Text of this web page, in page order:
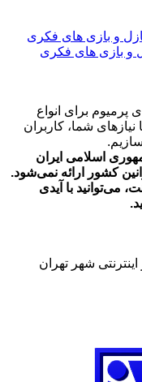
تومان699,000
برای انواع
شما، کاربران
اسلامی ایران
کشور ارائه نمی‌شود.
می‌توانید با آیدی
شهر تهران